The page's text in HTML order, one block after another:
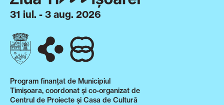
31 iul. - 3 aug. 2026
Program finanțat de Municipiul
Timișoara, coordonat și co-organizat de
Centrul de Proiecte și Casa de Cultură